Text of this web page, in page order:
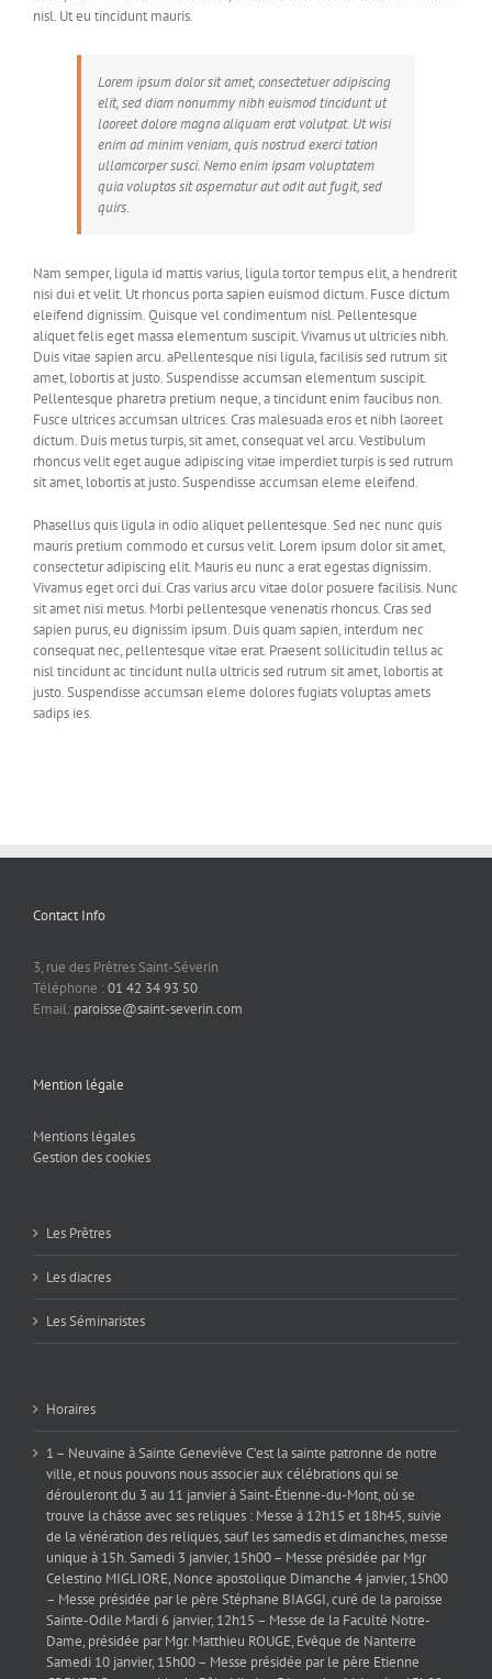
nisl. Ut eu tincidunt mauris.
Lorem ipsum dolor sit amet, consectetuer adipiscing
elit, sed diam nonummy nibh euismod tincidunt ut
laoreet dolore magna aliquam erat volutpat. Ut wisi
enim ad minim veniam, quis nostrud exerci tation
ullamcorper susci. Nemo enim ipsam voluptatem
quia voluptas sit aspernatur aut odit aut fugit, sed
quirs.
Nam semper, ligula id mattis varius, ligula tortor tempus elit, a hendrerit
nisi dui et velit. Ut rhoncus porta sapien euismod dictum. Fusce dictum
eleifend dignissim. Quisque vel condimentum nisl. Pellentesque
aliquet felis eget massa elementum suscipit. Vivamus ut ultricies nibh.
Duis vitae sapien arcu. aPellentesque nisi ligula, facilisis sed rutrum sit
amet, lobortis at justo. Suspendisse accumsan elementum suscipit.
Pellentesque pharetra pretium neque, a tincidunt enim faucibus non.
Fusce ultrices accumsan ultrices. Cras malesuada eros et nibh laoreet
dictum. Duis metus turpis, sit amet, consequat vel arcu. Vestibulum
rhoncus velit eget augue adipiscing vitae imperdiet turpis is sed rutrum
sit amet, lobortis at justo. Suspendisse accumsan eleme eleifend.
Phasellus quis ligula in odio aliquet pellentesque. Sed nec nunc quis
mauris pretium commodo et cursus velit. Lorem ipsum dolor sit amet,
consectetur adipiscing elit. Mauris eu nunc a erat egestas dignissim.
Vivamus eget orci dui. Cras varius arcu vitae dolor posuere facilisis. Nunc
sit amet nisi metus. Morbi pellentesque venenatis rhoncus. Cras sed
sapien purus, eu dignissim ipsum. Duis quam sapien, interdum nec
consequat nec, pellentesque vitae erat. Praesent sollicitudin tellus ac
nisl tincidunt ac tincidunt nulla ultricis sed rutrum sit amet, lobortis at
justo. Suspendisse accumsan eleme dolores fugiats voluptas amets
sadips ies.
Contact Info
3, rue des Prêtres Saint-Séverin
Téléphone :01 42 34 93 50
Email: paroisse@saint-severin.com
Mention légale
Mentions légales
Gestion des cookies
Les Prêtres
Les diacres
Les Séminaristes
Horaires
1 – Neuvaine à Sainte Geneviève C’est la sainte patronne de notre
ville, et nous pouvons nous associer aux célébrations qui se
dérouleront du 3 au 11 janvier à Saint-Étienne-du-Mont, où se
trouve la châsse avec ses reliques : Messe à 12h15 et 18h45, suivie
de la vénération des reliques, sauf les samedis et dimanches, messe
unique à 15h. Samedi 3 janvier, 15h00 – Messe présidée par Mgr
Celestino MIGLIORE, Nonce apostolique Dimanche 4 janvier, 15h00
– Messe présidée par le père Stéphane BIAGGI, curé de la paroisse
Sainte-Odile Mardi 6 janvier, 12h15 – Messe de la Faculté Notre-
Dame, présidée par Mgr. Matthieu ROUGE, Evêque de Nanterre
Samedi 10 janvier, 15h00 – Messe présidée par le père Etienne